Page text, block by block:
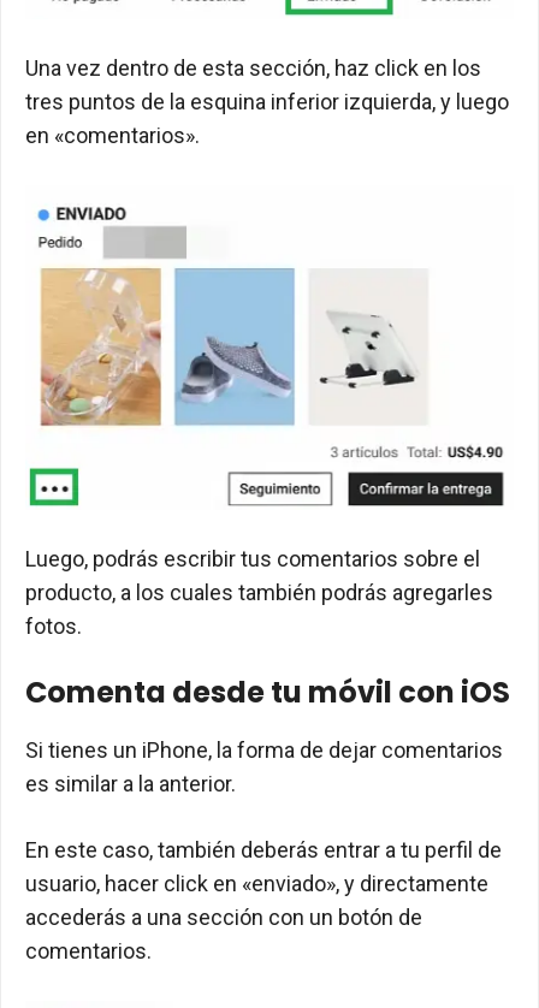
Una vez dentro de esta sección, haz click en los
tres puntos de la esquina inferior izquierda, y luego
en «comentarios».
Luego, podrás escribir tus comentarios sobre el
producto, a los cuales también podrás agregarles
fotos.
Comenta desde tu móvil con iOS
Si tienes un iPhone, la forma de dejar comentarios
es similar a la anterior.
En este caso, también deberás entrar a tu perfil de
usuario, hacer click en «enviado», y directamente
accederás a una sección con un botón de
comentarios.